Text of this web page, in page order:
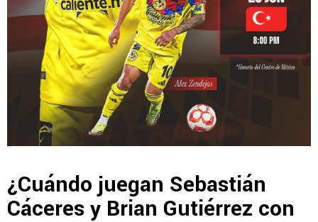
¿Cuándo juegan Sebastián
Cáceres y Brian Gutiérrez con